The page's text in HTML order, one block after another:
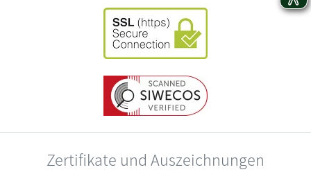
Zertifikate und Auszeichnungen